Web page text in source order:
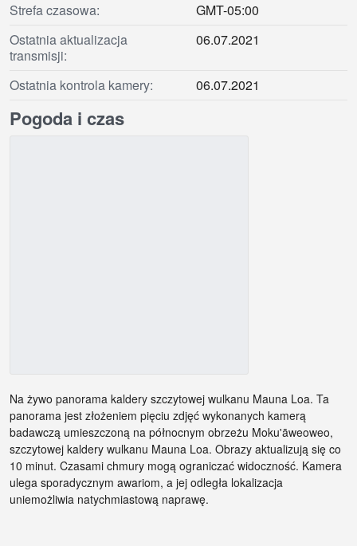
Strefa czasowa:
GMT-05:00
Ostatnia aktualizacja
transmisji:
06.07.2021
Ostatnia kontrola kamery: 06.07.2021
Pogoda i czas
Na żywo panorama kaldery szczytowej wulkanu Mauna Loa. Ta
panorama jest złożeniem pięciu zdjęć wykonanych kamerą
badawczą umieszczoną na północnym obrzeżu Moku'āweoweo,
szczytowej kaldery wulkanu Mauna Loa. Obrazy aktualizują się co
10 minut. Czasami chmury mogą ograniczać widoczność. Kamera
ulega sporadycznym awariom, a jej odległa lokalizacja
uniemożliwia natychmiastową naprawę.